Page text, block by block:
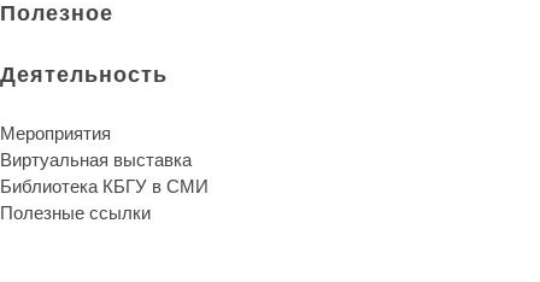
Полезное
Деятельность
Мероприятия
Виртуальная выставка
Библиотека КБГУ в СМИ
Полезные ссылки